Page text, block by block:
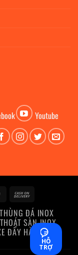
Youtube
MasterCard
Delivery
THÙNG ĐÁ INOX
SÀN INOX
ĐẨY HÀNG
HỖ
TRỢ